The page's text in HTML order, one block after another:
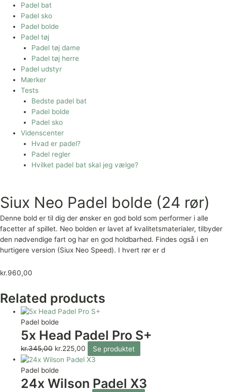
Padel bat
Padel sko
Padel bolde
Padel tøj
Padel tøj dame
Padel tøj herre
Padel udstyr
Mærker
Tests
Bedste padel bat
Padel bolde
Padel sko
Videnscenter
Hvad er padel?
Padel regler
Hvilket padel bat skal jeg vælge?
Siux Neo Padel bolde (24 rør)
Denne bold er til dig der ønsker en god bold som performer i alle
facetter af spillet. Neo bolden er lavet af kvalitetsmaterialer, tilbyder
den nødvendige fart og har en god holdbarhed. Findes også i en
hurtigere version (Siux Neo Speed). I hvert rør er d
kr.960,00
Related products
Padel bolde
5x Head Padel Pro S+
kr.345,00 kr.225,00 Se produktet
Padel bolde
24x Wilson Padel X3